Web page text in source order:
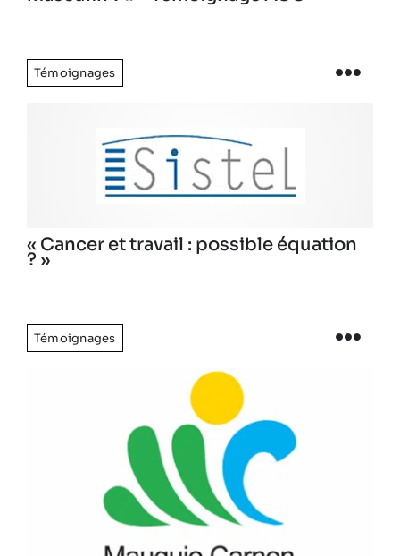
Témoignages
« Cancer et travail : possible équation
? »
Témoignages